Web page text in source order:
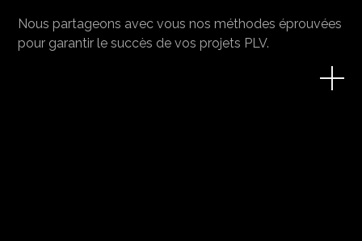
Nous partageons avec vous nos méthodes éprouvées
pour garantir le succès de vos projets PLV.